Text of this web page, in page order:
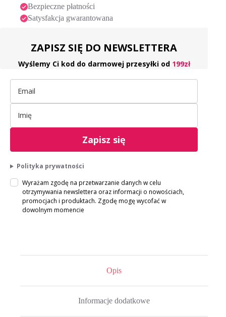
Bezpieczne płatności
Satysfakcja gwarantowana
ZAPISZ SIĘ DO NEWSLETTERA
Wyślemy Ci kod do darmowej przesyłki od 199zł
Zapisz się
Polityka prywatności
Wyrażam zgodę na przetwarzanie danych w celu
otrzymywania newslettera oraz informacji o nowościach,
promocjach i produktach. Zgodę mogę wycofać w
dowolnym momencie
Opis
Informacje dodatkowe